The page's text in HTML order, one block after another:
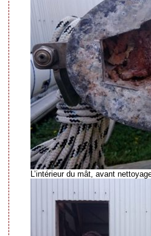
L’intérieur du mât, avant